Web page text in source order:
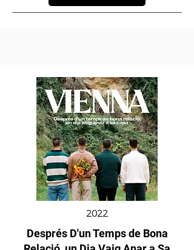
2022
Després D'un Temps de Bona